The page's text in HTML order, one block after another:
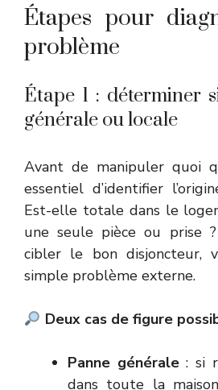
Étapes pour
problème
Étape 1 : déterminer
générale ou locale
Avant de manipuler quoi
essentiel d’identifier
Est-elle totale dans le
une seule pièce ou prise
cibler le bon disjoncteur,
simple problème externe.
Deux cas de figure
Panne générale: si
dans toute la